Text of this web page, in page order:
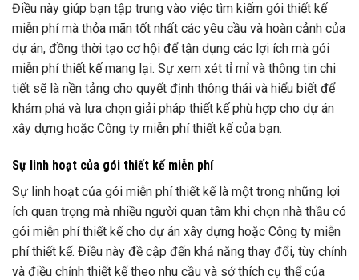
Điều này giúp bạn tập trung vào việc tìm kiếm gói thiết kế
miễn phí mà thỏa mãn tốt nhất các yêu cầu và hoàn cảnh của
dự án, đồng thời tạo cơ hội để tận dụng các lợi ích mà gói
miễn phí thiết kế mang lại. Sự xem xét tỉ mỉ và thông tin chi
tiết sẽ là nền tảng cho quyết định thông thái và hiểu biết để
khám phá và lựa chọn giải pháp thiết kế phù hợp cho dự án
xây dựng hoặc Công ty miễn phí thiết kế của bạn.
Sự linh hoạt của gói thiết kế miễn phí
Sự linh hoạt của gói miễn phí thiết kế là một trong những lợi
ích quan trọng mà nhiều người quan tâm khi chọn nhà thầu có
gói miễn phí thiết kế cho dự án xây dựng hoặc Công ty miễn
phí thiết kế. Điều này đề cập đến khả năng thay đổi, tùy chỉnh
và điều chỉnh thiết kế theo nhu cầu và sở thích cụ thể của